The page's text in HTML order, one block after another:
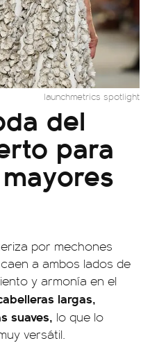
launchmetrics spotlight
del
para
por mechones
a ambos lados de
y armonía en el
largas,
suaves, lo que lo
versátil.